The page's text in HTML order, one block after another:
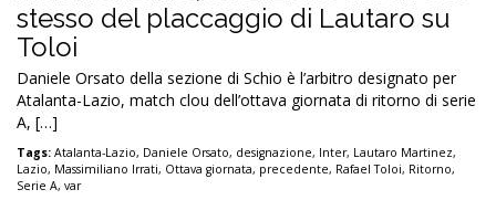
stesso del placcaggio di Lautaro su
Toloi
Daniele Orsato della sezione di Schio è l’arbitro designato per
Atalanta-Lazio, match clou dell’ottava giornata di ritorno di serie
A, […]
Tags: Atalanta-Lazio, Daniele Orsato, designazione, Inter, Lautaro Martinez,
Lazio, Massimiliano Irrati, Ottava giornata, precedente, Rafael Toloi, Ritorno,
Serie A, var